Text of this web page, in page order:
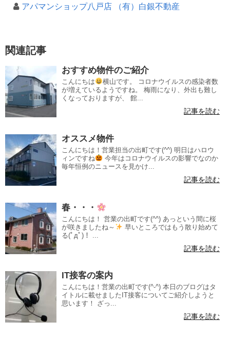
アパマンショップ八戸店 （有）白銀不動産
関連記事
おすすめ物件のご紹介
こんにちは
横山です。 コロナウイルスの感染者数
が増えているようですね。 梅雨になり、外出も難し
くなっておりますが、 館...
記事を読む
オススメ物件
こんにちは！営業担当の出町です(^^) 明日はハロウ
ィンですね
今年はコロナウイルスの影響でなのか
毎年恒例のニュースを見かけ...
記事を読む
春・・・
こんにちは！ 営業の出町です(^^) あっという間に桜
が咲きましたね～
早いところではもう散り始めて
る(ﾟдﾟ)！ ...
記事を読む
IT接客の案内
こんにちは！営業の出町です(^-^) 本日のブログはタ
イトルに載せましたIT接客についてご紹介しようと
思います！ ざっ...
記事を読む